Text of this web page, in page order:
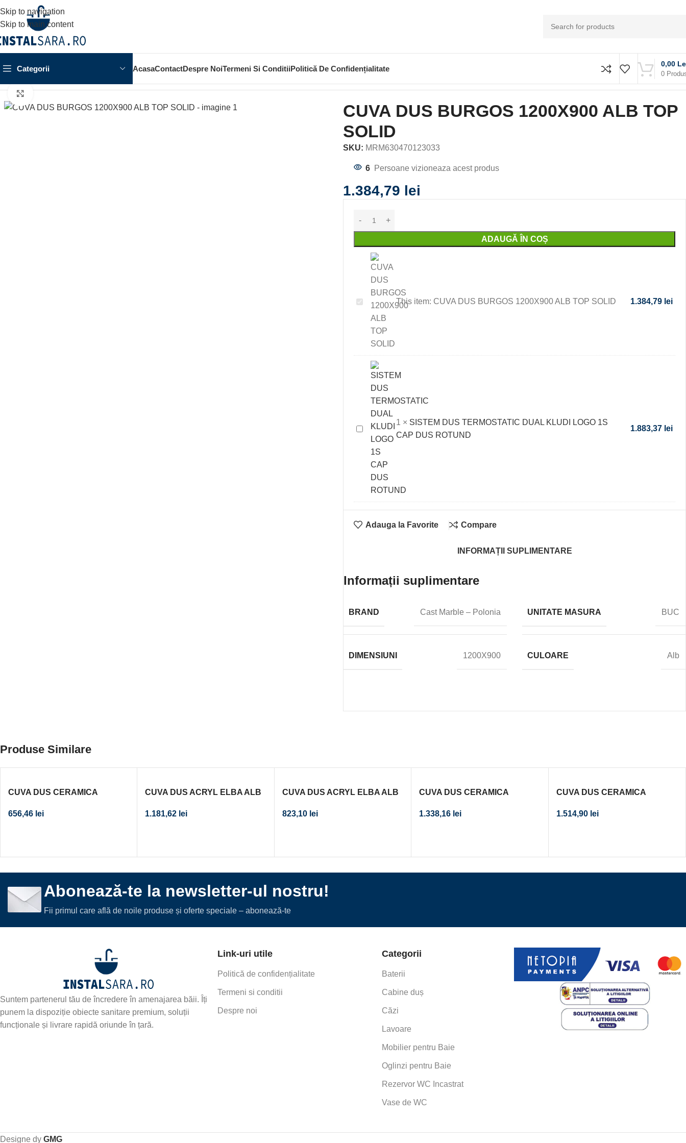
Skip to navigation
Skip to main content
Categorii AcasaContactDespre NoiTermeni Si ConditiiPolitică De Confidențialitate
0
0,00
Click to enlarge
CUVA DUS BURGOS 1200X900 ALB TOP
SOLID
SKU: MRM630470123033
6 Persoane vizioneaza acest produs
1.384,79 lei
ADAUGĂ ÎN COȘ
CUVA
DUS
BURGOS
1200X900
TOP
SOLID
This item: CUVA DUS BURGOS 1200X900 ALB TOP SOLID 1.384,79 lei
SISTEM
DUS
TERMOSTATIC
DUAL
KLUDI
LOGO
1S
DUS
1 × SISTEM DUS TERMOSTATIC DUAL KLUDI LOGO 1S
CAP DUS ROTUND
1.883,37 lei
Adauga la Favorite Compare
INFORMAȚII SUPLIMENTARE
Informații suplimentare
BRAND Cast Marble – Polonia UNITATE MASURA BUC
DIMENSIUNI 1200X900 CULOARE Alb
Produse Similare
CUVA DUS CERAMICA
ALB FARA SIFON
656,46 lei
CUVA DUS ACRYL ELBA ALB
SIFON
1.181,62 lei
CUVA DUS ACRYL ELBA ALB
SIFON
823,10 lei
CUVA DUS CERAMICA
1000X800X80 ALB FARA
1.338,16 lei
CUVA DUS CERAMICA
1200X800X80 ALB FARA
1.514,90 lei
Abonează-te la newsletter-ul nostru!
Fii primul care află de noile produse și oferte speciale – abonează-te
Suntem partenerul tău de încredere în amenajarea băii. Îți
punem la dispoziție obiecte sanitare premium, soluții
funcționale și livrare rapidă oriunde în țară.
Link-uri utile
Politică de confidențialitate
Termeni si conditii
Despre noi
Categorii
Baterii
Cabine duș
Căzi
Lavoare
Mobilier pentru Baie
Oglinzi pentru Baie
Rezervor WC Incastrat
Vase de WC
Designe dy GMG This item: CUVA DUS BURGOS 1200X900 ALB TOP